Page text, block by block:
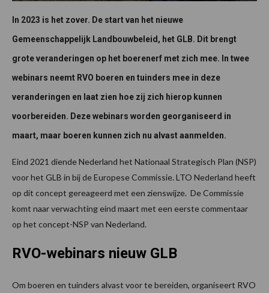
In 2023 is het zover. De start van het nieuwe
Gemeenschappelijk Landbouwbeleid, het GLB. Dit brengt
grote veranderingen op het boerenerf met zich mee. In twee
webinars neemt RVO boeren en tuinders mee in deze
veranderingen en laat zien hoe zij zich hierop kunnen
voorbereiden. Deze webinars worden georganiseerd in
maart, maar boeren kunnen zich nu alvast aanmelden.
Eind 2021 diende Nederland het Nationaal Strategisch Plan (NSP)
voor het GLB in bij de Europese Commissie. LTO Nederland heeft
op dit concept gereageerd met een zienswijze. De Commissie
komt naar verwachting eind maart met een eerste commentaar
op het concept-NSP van Nederland.
RVO-webinars nieuw GLB
Om boeren en tuinders alvast voor te bereiden, organiseert RVO